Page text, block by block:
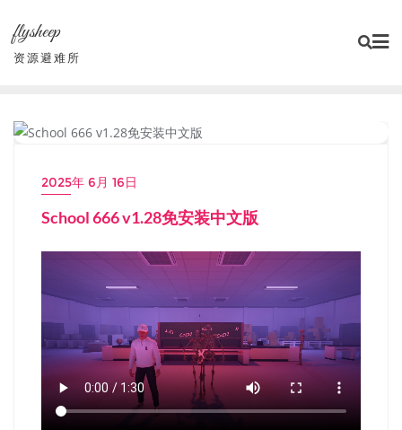
content
flysheep
资源避难所
2025年 6月 16日
School 666 v1.28免安装中文版